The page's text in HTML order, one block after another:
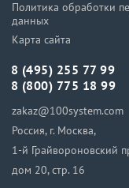
Политика обработки
данных
Карта сайта
8 (495) 255 77 99
8 (800) 775 18 99
zakaz@100system.com
Россия, г. Москва,
1-й Грайвороновский
дом 20, стр. 16